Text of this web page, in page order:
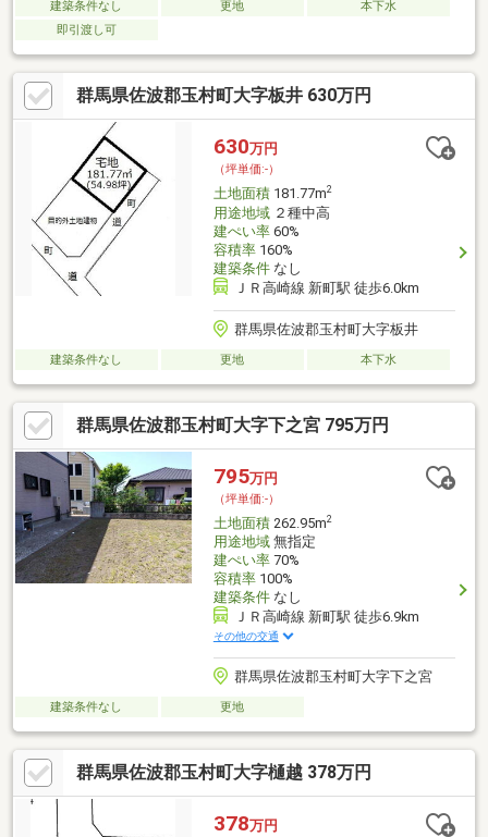
建築条件なし 更地
本下水
即引渡し可
群馬県佐波郡玉村町大字板井 630万円
630万円
（坪単価:-）
土地面積181.77m2
用途地域２種中高
建ぺい率60%
容積率160%
建築条件なし
ＪＲ高崎線 新町駅 徒歩6.0km
群馬県佐波郡玉村町大字板井
建築条件なし 更地 本下水
群馬県佐波郡玉村町大字下之宮 795万円
795万円
（坪単価:-）
土地面積262.95m2
用途地域無指定
建ぺい率70%
容積率100%
建築条件なし
ＪＲ高崎線 新町駅 徒歩6.9km
その他の交通
群馬県佐波郡玉村町大字下之宮
建築条件なし 更地
群馬県佐波郡玉村町大字樋越 378万円
378万円